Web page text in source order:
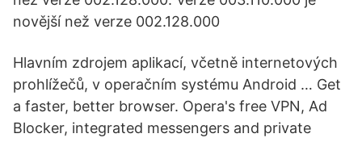
novější než verze 002.128.000
Hlavním zdrojem aplikací, včetně internetových
prohlížečů, v operačním systému Android … Get
a faster, better browser. Opera's free VPN, Ad
Blocker, integrated messengers and private